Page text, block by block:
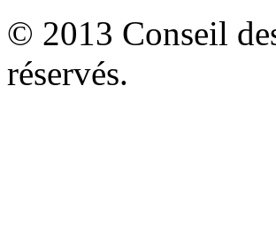
© 2013 Conseil
réservés.